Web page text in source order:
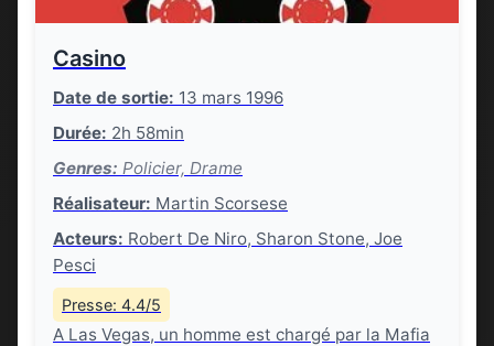
Casino
Date de sortie: 13 mars 1996
Durée: 2h 58min
Genres: Policier, Drame
Réalisateur: Martin Scorsese
Acteurs: Robert De Niro, Sharon Stone, Joe
Pesci
Presse: 4.4/5
A Las Vegas, un homme est chargé par la Mafia